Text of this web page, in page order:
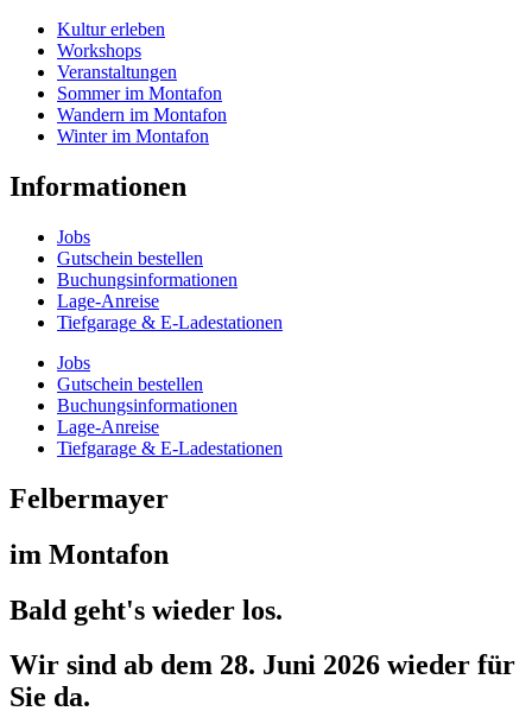
Kultur erleben
Workshops
Veranstaltungen
Sommer im Montafon
Wandern im Montafon
Winter im Montafon
Informationen
Jobs
Gutschein bestellen
Buchungs­informationen
Lage-Anreise
Tiefgarage & E-Ladestationen
Jobs
Gutschein bestellen
Buchungs­informationen
Lage-Anreise
Tiefgarage & E-Ladestationen
Felbermayer
im Montafon
Bald geht's wieder los.
Wir sind ab dem 28. Juni 2026 wieder für
Sie da.